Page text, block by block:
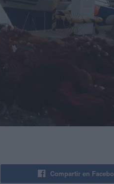
Compartir en